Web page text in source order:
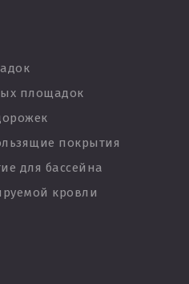
площадок
покрытия
для бассейна
кровли